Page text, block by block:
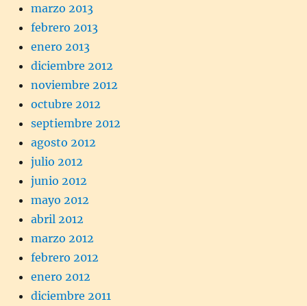
marzo 2013
febrero 2013
enero 2013
diciembre 2012
noviembre 2012
octubre 2012
septiembre 2012
agosto 2012
julio 2012
junio 2012
mayo 2012
abril 2012
marzo 2012
febrero 2012
enero 2012
diciembre 2011